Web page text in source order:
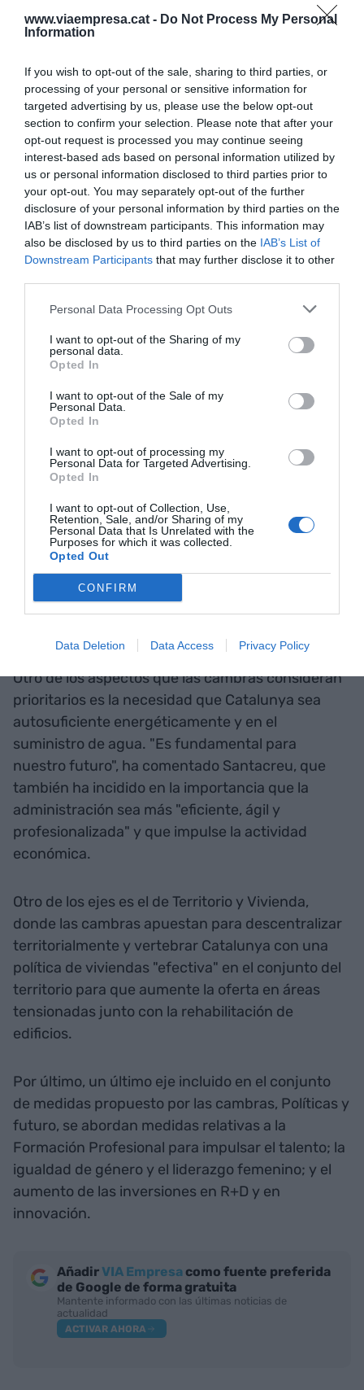
www.viaempresa.cat - Do Not Process My Personal
Information
If you wish to opt-out of the sale, sharing to third parties, or
processing of your personal or sensitive information for
targeted advertising by us, please use the below opt-out
section to confirm your selection. Please note that after your
opt-out request is processed you may continue seeing
interest-based ads based on personal information utilized by
us or personal information disclosed to third parties prior to
your opt-out. You may separately opt-out of the further
disclosure of your personal information by third parties on the
IAB’s list of downstream participants. This information may
also be disclosed by us to third parties on the IAB’s List of
Downstream Participants that may further disclose it to other
Personal Data Processing Opt Outs
I want to opt-out of the Sharing of my
personal data.
Opted In
I want to opt-out of the Sale of my
Personal Data.
Opted In
I want to opt-out of processing my
Personal Data for Targeted Advertising.
Opted In
I want to opt-out of Collection, Use,
Retention, Sale, and/or Sharing of my
Personal Data that Is Unrelated with the
Purposes for which it was collected.
Opted Out
CONFIRM
Data Deletion Data Access Privacy Policy
tasa todavía superaría el objetivo del 2% fijado por
el BCE y se situaría en el 2,5%, de acuerdo con las
"Ventana de oportunidad"
para negociar una mejora
de la financiación
Por su parte, en la rueda de prensa para
presentar el informe de coyuntura, el presidente
de la Cambra de Comercio, Josep Santacreu, ha
recogidas en 62 objetivos y 12 prioridades para
presentar a los partidos políticos, en
representación de las 700.000 empresas
de las elecciones del 12 de mayo.
Entre estas, destaca una mejora del sistema de
financiación y que respeten los criterios de
ejecución presupuestaria. En este sentido,
Santacreu ha hecho un llamamiento a aprovechar
el peso de los partidos catalanes en Madrid en lo
que considera una "ventana de oportunidad" para
avanzar en la mejora de los recursos para
Otro de los aspectos que las cambras consideran
prioritarios es la necesidad que Catalunya sea
autosuficiente energéticamente y en el
suministro de agua. "Es fundamental para
nuestro futuro", ha comentado Santacreu, que
también ha incidido en la importancia que la
administración sea más "eficiente, ágil y
profesionalizada" y que impulse la actividad
económica.
Otro de los ejes es el de Territorio y Vivienda,
donde las cambras apuestan para descentralizar
territorialmente y vertebrar Catalunya con una
política de viviendas "efectiva" en el conjunto del
territorio para que aumente la oferta en áreas
tensionadas junto con la rehabilitación de
edificios.
Por último, un último eje incluido en el conjunto
de medidas propuesto por las cambras, Políticas y
futuro, se abordan medidas relativas a la
Formación Profesional para impulsar el talento; la
igualdad de género y el liderazgo femenino; y el
aumento de las inversiones en R+D y en
innovación.
AñadirVIA Empresa como fuente preferida
de Google de forma gratuita
Mantente informado con las últimas noticias de
actualidad
ACTIVAR AHORA